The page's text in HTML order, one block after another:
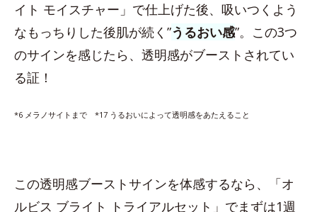
イト モイスチャー」で仕上げた後、吸いつくよう
なもっちりした後肌が続く”うるおい感”。この3つ
のサインを感じたら、透明感がブーストされてい
る証！
*6 メラノサイトまで *17 うるおいによって透明感をあたえること
この透明感ブーストサインを体感するなら、「オ
ルビス ブライト トライアルセット」でまずは1週